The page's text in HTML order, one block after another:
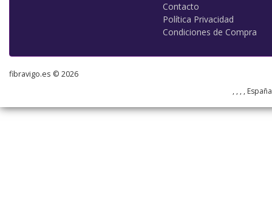
Contacto
Política Privacidad
Condiciones de Compra
fibravigo.es © 2026
, , , ,